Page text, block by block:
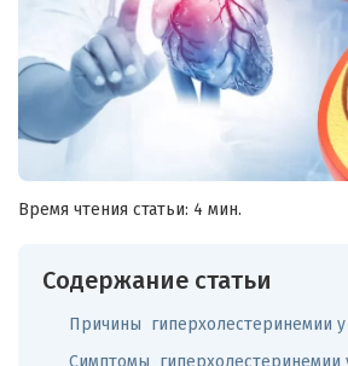
Время чтения статьи: 4 мин.
Содержание статьи
Причины гиперхолестеринемии
Симптомы гиперхолестеринемии